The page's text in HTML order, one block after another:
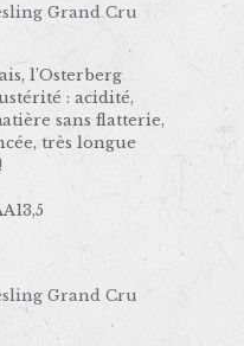
Grand Cru
l’Osterberg
: acidité,
sans flatterie,
très longue
Grand Cru